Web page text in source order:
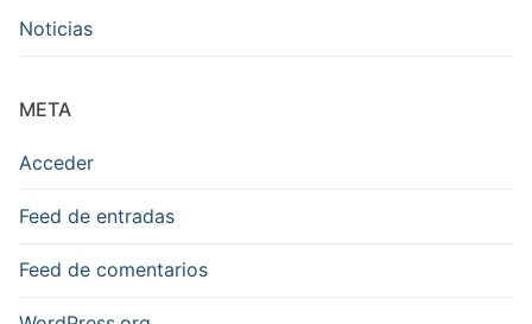
Noticias
META
Acceder
Feed de entradas
Feed de comentarios